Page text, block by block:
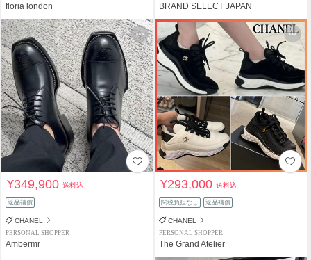
floria london BRAND SELECT JAPAN
¥349,900送料込
返品補償
CHANEL
PERSONAL SHOPPER
Ambermr
¥293,000送料込
関税負担なし 返品補償
CHANEL
PERSONAL SHOPPER
The Grand Atelier